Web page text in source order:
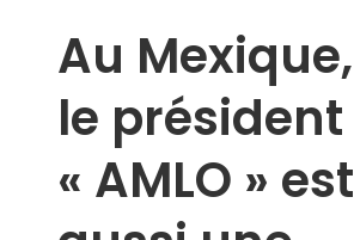
Au Mexique,
le président
« AMLO » est